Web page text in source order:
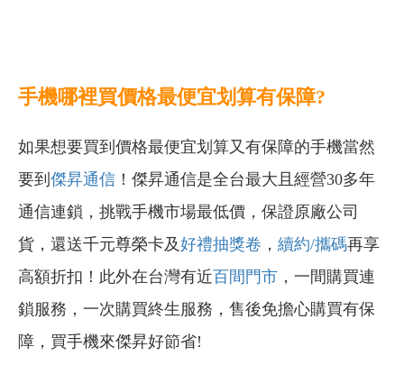
手機哪裡買價格最便宜划算有保障?
如果想要買到價格最便宜划算又有保障的手機當然
要到 傑昇通信 ！傑昇通信是全台最大且經營30多年
通信連鎖，挑戰手機市場最低價，保證原廠公司
貨，還送千元尊榮卡及好禮抽獎卷 ， 續約/攜碼再享
高額折扣！此外在台灣有近百間門市 ，一間購買連
鎖服務，一次購買終生服務，售後免擔心購買有保
障，買手機來傑昇好節省!